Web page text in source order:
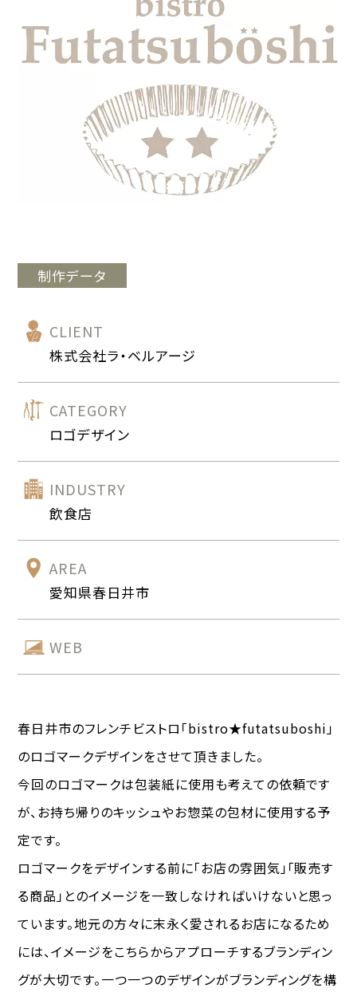
制作データ
CLIENT
株式会社ラ・ベルアージ
CATEGORY
ロゴデザイン
INDUSTRY
飲食店
AREA
愛知県春日井市
WEB
春日井市のフレンチビストロ「bistro★futatsuboshi」
のロゴマークデザインをさせて頂きました。
今回のロゴマークは包装紙に使用も考えての依頼です
が、お持ち帰りのキッシュやお惣菜の包材に使用する予
定です。
ロゴマークをデザインする前に「お店の雰囲気」「販売す
る商品」とのイメージを一致しなければいけないと思っ
ています。地元の方々に末永く愛されるお店になるため
には、イメージをこちらからアプローチするブランディン
グが大切です。一つ一つのデザインがブランディングを構